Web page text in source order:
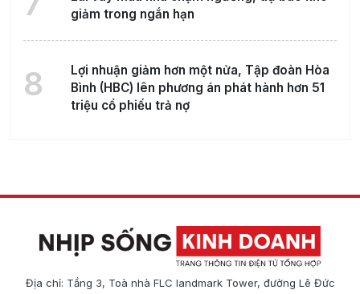
giảm trong ngắn hạn
8
Lợi nhuận giảm hơn một nửa, Tập đoàn Hòa
Bình (HBC) lên phương án phát hành hơn 51
triệu cổ phiếu trả nợ
Địa chỉ: Tầng 3, Toà nhà FLC landmark Tower, đường Lê Đức